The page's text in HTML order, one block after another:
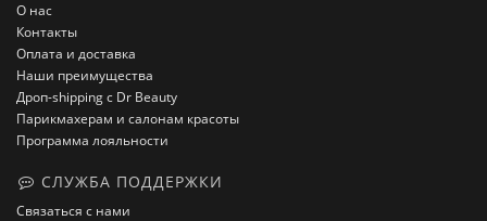
О нас
Контакты
Оплата и доставка
Наши преимущества
Дроп-shipping с Dr Beauty
Парикмахерам и салонам красоты
Программа лояльности
СЛУЖБА ПОДДЕРЖКИ
Связаться с нами